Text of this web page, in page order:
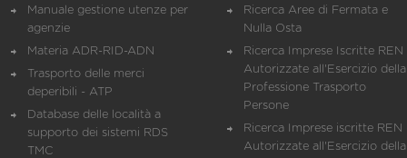
Manuale gestione utenze per
agenzie
Materia ADR-RID-ADN
Trasporto delle merci
deperibili - ATP
Database delle località a
supporto dei sistemi RDS
TMC
Ricerca Aree di Fermata e
Nulla Osta
Ricerca Imprese Iscritte REN
Autorizzate all'Esercizio della
Professione Trasporto
Persone
Ricerca Imprese iscritte REN
Autorizzate all'Esercizio della